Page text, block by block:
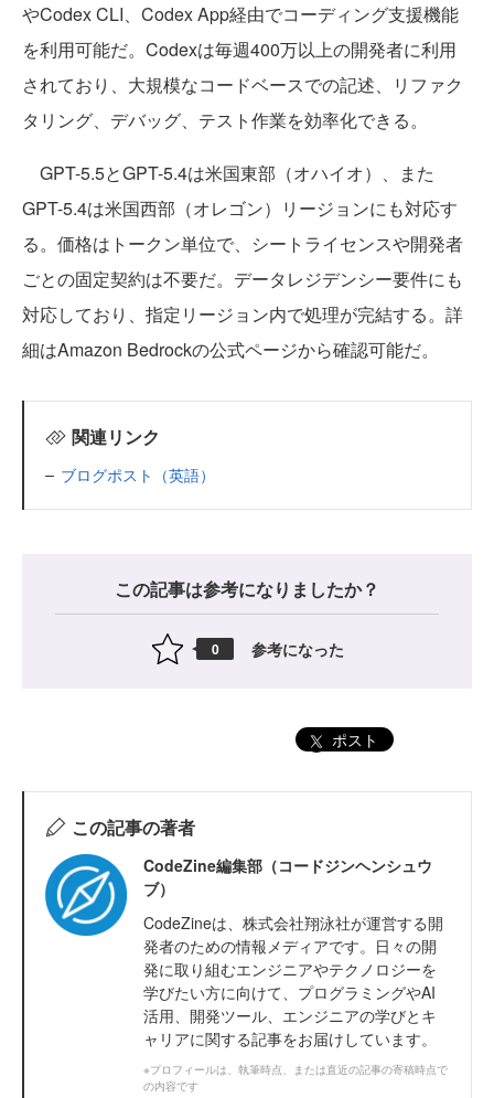
やCodex CLI、Codex App経由でコーディング支援機能
を利用可能だ。Codexは毎週400万以上の開発者に利用
されており、大規模なコードベースでの記述、リファク
タリング、デバッグ、テスト作業を効率化できる。
GPT-5.5とGPT-5.4は米国東部（オハイオ）、また
GPT-5.4は米国西部（オレゴン）リージョンにも対応す
る。価格はトークン単位で、シートライセンスや開発者
ごとの固定契約は不要だ。データレジデンシー要件にも
対応しており、指定リージョン内で処理が完結する。詳
細はAmazon Bedrockの公式ページから確認可能だ。
関連リンク
ブログポスト（英語）
この記事は参考になりましたか？
0 参考になった
ポスト
この記事の著者
CodeZine編集部（コードジンヘンシュウ
ブ）
CodeZineは、株式会社翔泳社が運営する開
発者のための情報メディアです。日々の開
発に取り組むエンジニアやテクノロジーを
学びたい方に向けて、プログラミングやAI
活用、開発ツール、エンジニアの学びとキ
ャリアに関する記事をお届けしています。
※プロフィールは、執筆時点、または直近の記事の寄稿時点で
の内容です